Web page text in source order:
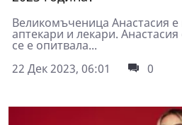
Великомъченица Анастасия е
аптекари и лекари. Анастасия
се е опитвала...
22 Дек 2023, 06:01
0